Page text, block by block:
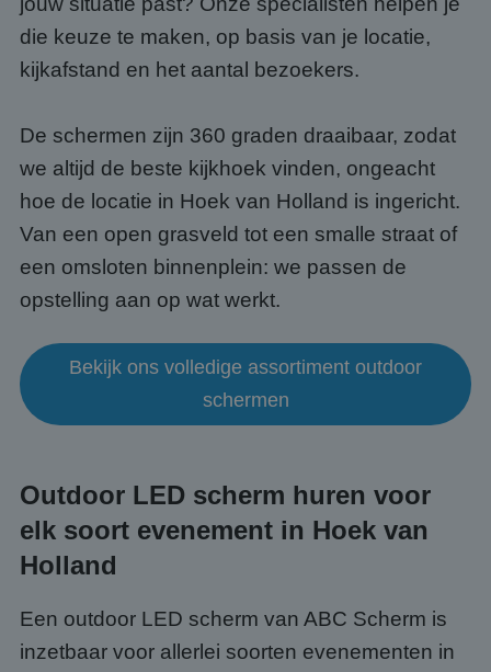
die keuze te maken, op basis van je locatie,
kijkafstand en het aantal bezoekers.
De schermen zijn 360 graden draaibaar, zodat
we altijd de beste kijkhoek vinden, ongeacht
hoe de locatie in Hoek van Holland is ingericht.
Van een open grasveld tot een smalle straat of
een omsloten binnenplein: we passen de
opstelling aan op wat werkt.
Bekijk ons volledige assortiment outdoor
schermen
Outdoor LED scherm huren voor
elk soort evenement in Hoek van
Holland
Een outdoor LED scherm van ABC Scherm is
inzetbaar voor allerlei soorten evenementen in